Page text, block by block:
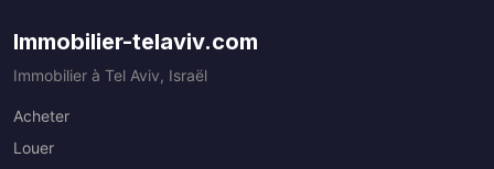
Immobilier-telaviv.com
Immobilier à Tel Aviv, Israël
Acheter
Louer